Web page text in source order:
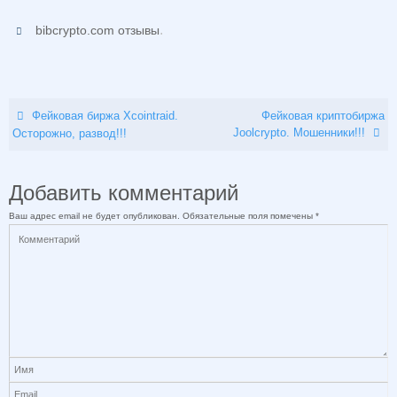
bibcrypto.com отзывы.
Фейковая биржа Xcointraid.
Осторожно, развод!!!
Фейковая криптобиржа
Joolcrypto. Мошенники!!!
Добавить комментарий
Ваш адрес email не будет опубликован. Обязательные поля помечены *